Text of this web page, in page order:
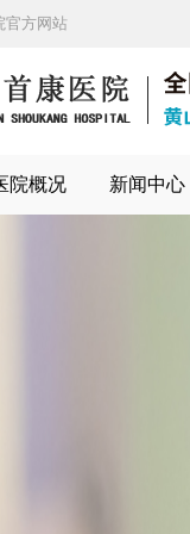
官方网站
院概况 新闻中心